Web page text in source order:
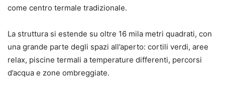
come centro termale tradizionale.
La struttura si estende su oltre 16 mila metri quadrati, con
una grande parte degli spazi all’aperto: cortili verdi, aree
relax, piscine termali a temperature differenti, percorsi
d’acqua e zone ombreggiate.